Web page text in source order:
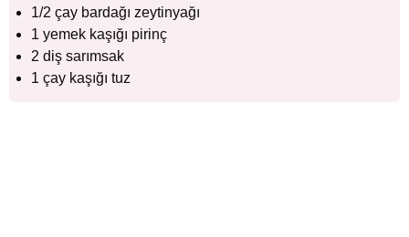
1/2 çay bardağı zeytinyağı
1 yemek kaşığı pirinç
2 diş sarımsak
1 çay kaşığı tuz